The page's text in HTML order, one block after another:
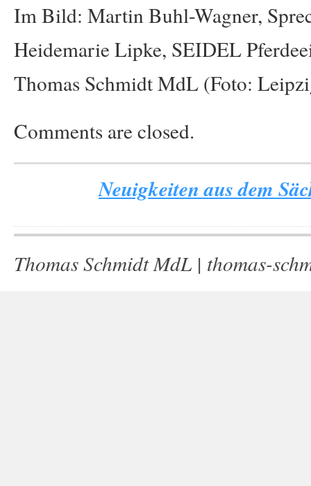
Im Bild: Martin Buhl-Wagner,
Heidemarie Lipke, SEIDEL
Thomas Schmidt MdL (Foto:
Comments are closed.
Neuigkeiten aus dem
Thomas Schmidt MdL | thomas-